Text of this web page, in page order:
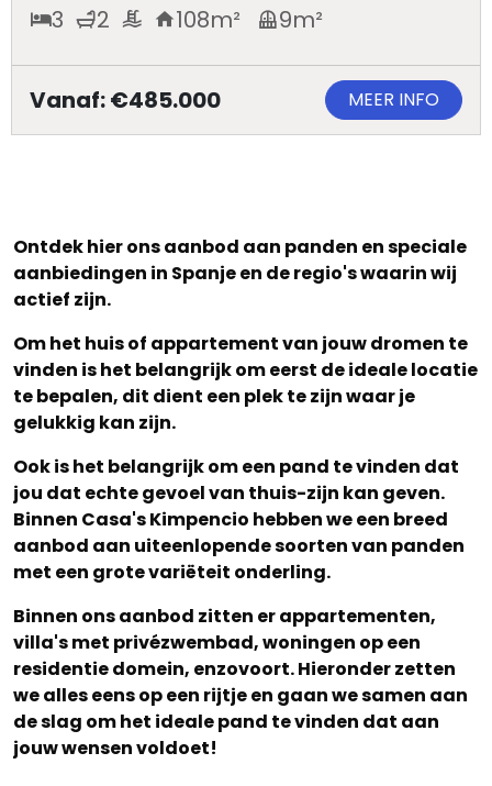
3 2 108m² 9m²
Vanaf: €485.000 MEER INFO
Ontdek hier ons aanbod aan panden en speciale
aanbiedingen in Spanje en de regio's waarin wij
actief zijn.
Om het huis of appartement van jouw dromen te
vinden is het belangrijk om eerst de ideale locatie
te bepalen, dit dient een plek te zijn waar je
gelukkig kan zijn.
Ook is het belangrijk om een pand te vinden dat
jou dat echte gevoel van thuis-zijn kan geven.
Binnen Casa's Kimpencio hebben we een breed
aanbod aan uiteenlopende soorten van panden
met een grote variëteit onderling.
Binnen ons aanbod zitten er appartementen,
villa's met privézwembad, woningen op een
residentie domein, enzovoort. Hieronder zetten
we alles eens op een rijtje en gaan we samen aan
de slag om het ideale pand te vinden dat aan
jouw wensen voldoet!